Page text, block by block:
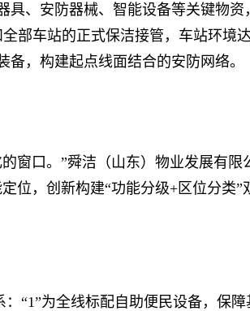
安防器械、智能设备等关键物资
部车站的正式保洁接管，车站环
，构建起点线面结合的安防网络。
口。”舜洁（山东）物业发展有限
位，创新构建“功能分级+区位分
为全线标配自助便民设备，保障